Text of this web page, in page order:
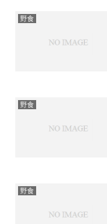
野食
野食
野食